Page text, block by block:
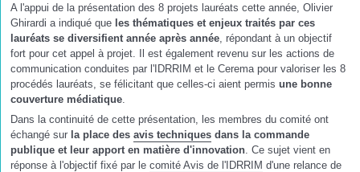
A l'appui de la présentation des 8 projets lauréats cette année, Olivier
Ghirardi a indiqué que les thématiques et enjeux traités par ces
lauréats se diversifient année après année , répondant à un objectif
fort pour cet appel à projet. Il est également revenu sur les actions de
communication conduites par l'IDRRIM et le Cerema pour valoriser les 8
procédés lauréats, se félicitant que celles-ci aient permis une bonne
couverture médiatique
Dans la continuité de cette présentation, les membres du comité ont
échangé sur la place des avis techniques dans la commande
publique et leur apport en matière d'innovation. Ce sujet vient en
réponse à l'objectif fixé par le comité Avis de l'IDRRIM d'une relance de